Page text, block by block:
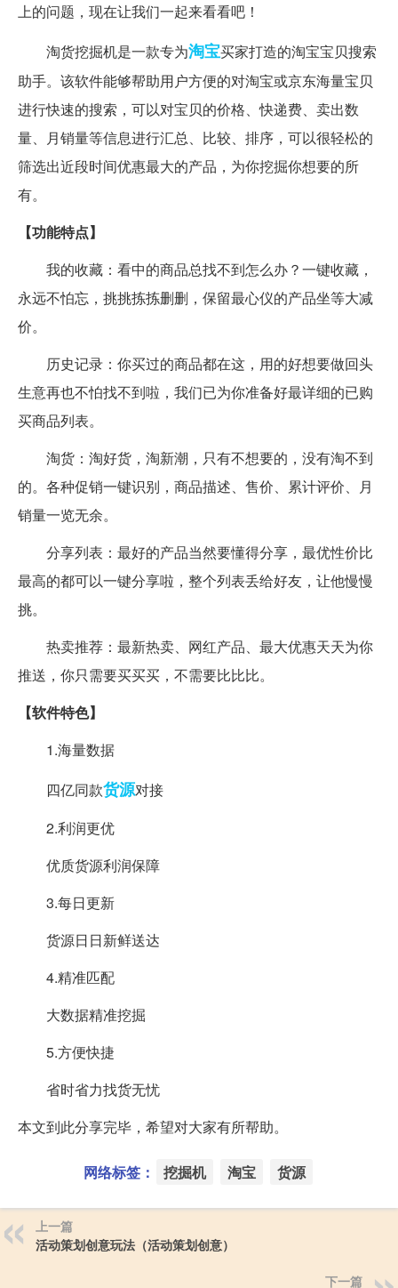
上的问题，现在让我们一起来看看吧！
淘货挖掘机是一款专为淘宝买家打造的淘宝宝贝搜索
助手。该软件能够帮助用户方便的对淘宝或京东海量宝贝
进行快速的搜索，可以对宝贝的价格、快递费、卖出数
量、月销量等信息进行汇总、比较、排序，可以很轻松的
筛选出近段时间优惠最大的产品，为你挖掘你想要的所
有。
【功能特点】
我的收藏：看中的商品总找不到怎么办？一键收藏，
永远不怕忘，挑挑拣拣删删，保留最心仪的产品坐等大减
价。
历史记录：你买过的商品都在这，用的好想要做回头
生意再也不怕找不到啦，我们已为你准备好最详细的已购
买商品列表。
淘货：淘好货，淘新潮，只有不想要的，没有淘不到
的。各种促销一键识别，商品描述、售价、累计评价、月
销量一览无余。
分享列表：最好的产品当然要懂得分享，最优性价比
最高的都可以一键分享啦，整个列表丢给好友，让他慢慢
挑。
热卖推荐：最新热卖、网红产品、最大优惠天天为你
推送，你只需要买买买，不需要比比比。
【软件特色】
1.海量数据
四亿同款货源对接
2.利润更优
优质货源利润保障
3.每日更新
货源日日新鲜送达
4.精准匹配
大数据精准挖掘
5.方便快捷
省时省力找货无忧
本文到此分享完毕，希望对大家有所帮助。
网络标签： 挖掘机 淘宝 货源
上一篇
活动策划创意玩法（活动策划创意）
下一篇